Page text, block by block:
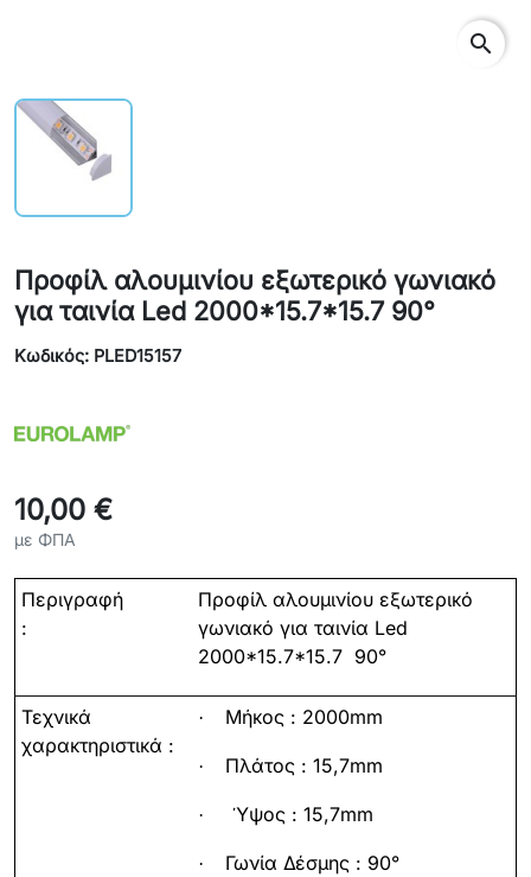
search
Προφίλ αλουμινίου εξωτερικό γωνιακό
για ταινία Led 2000*15.7*15.7 90°
Κωδικός: PLED15157
10,00 €
με ΦΠΑ
Περιγραφή
:
Προφίλ αλουμινίου εξωτερικό
γωνιακό για ταινία Led
2000*15.7*15.7 90°
Τεχνικά
χαρακτηριστικά :
· Μήκος : 2000mm
· Πλάτος : 15,7mm
· Ύψος : 15,7mm
· Γωνία Δέσμης : 90°